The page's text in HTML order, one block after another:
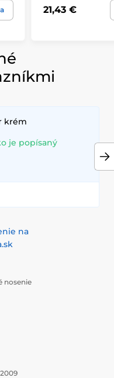
21,43 €
krém
je popísaný
na
nosenie